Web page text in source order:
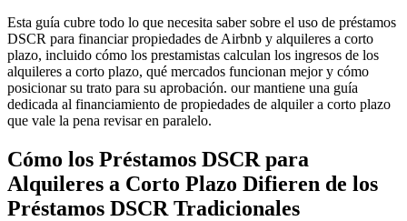
Esta guía cubre todo lo que necesita saber sobre el uso de préstamos
DSCR para financiar propiedades de Airbnb y alquileres a corto
plazo, incluido cómo los prestamistas calculan los ingresos de los
alquileres a corto plazo, qué mercados funcionan mejor y cómo
posicionar su trato para su aprobación. our mantiene una guía
dedicada al financiamiento de propiedades de alquiler a corto plazo
que vale la pena revisar en paralelo.
Cómo los Préstamos DSCR para
Alquileres a Corto Plazo Difieren de los
Préstamos DSCR Tradicionales